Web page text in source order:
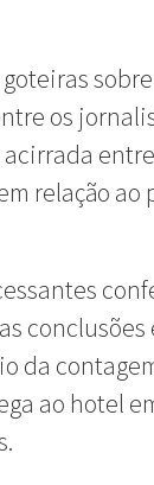
os
relação ao
da
ao hotel